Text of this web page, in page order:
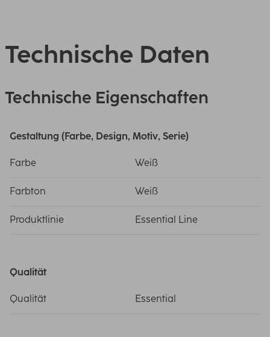
Technische Daten
Technische Eigenschaften
Gestaltung (Farbe, Design, Motiv, Serie)
Farbe Weiß
Farbton Weiß
Produktlinie Essential Line
Qualität
Qualität Essential